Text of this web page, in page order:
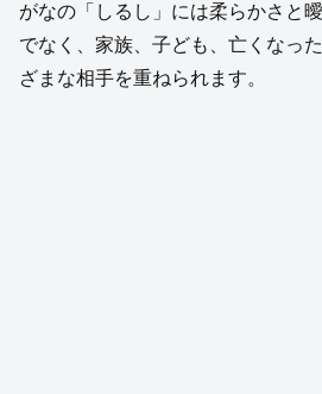
がなの「しるし」には柔らかさと
でなく、家族、子ども、亡くなっ
ざまな相手を重ねられます。